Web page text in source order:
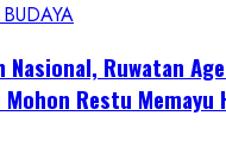
Ruwatan
Mohon Restu Memayu